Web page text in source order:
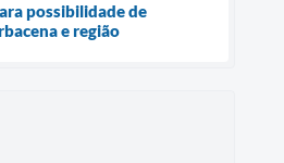
possibilidade de
e região